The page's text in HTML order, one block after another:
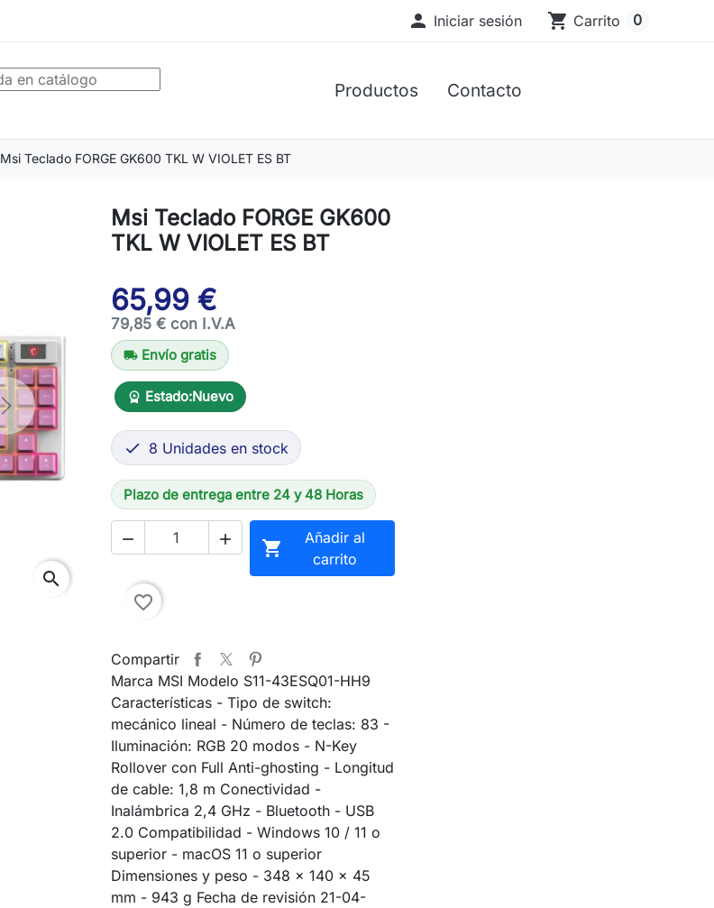
 Iniciar sesión shopping_cart Carrito 0
Productos Contacto
Msi Teclado FORGE GK600 TKL W VIOLET ES BT
Next
search
Msi Teclado FORGE GK600
TKL W VIOLET ES BT
65,99 €
79,85 € con I.V.A
local_shipping Envío gratis
workspace_premium Estado:Nuevo
 8 Unidades en stock
Plazo de entrega entre 24 y 48 Horas
  
Añadir al
carrito
favorite_border
Compartir
Marca MSI Modelo S11-43ESQ01-HH9
Características - Tipo de switch:
mecánico lineal - Número de teclas: 83 -
Iluminación: RGB 20 modos - N-Key
Rollover con Full Anti-ghosting - Longitud
de cable: 1,8 m Conectividad -
Inalámbrica 2,4 GHz - Bluetooth - USB
2.0 Compatibilidad - Windows 10 / 11 o
superior - macOS 11 o superior
Dimensiones y peso - 348 x 140 x 45
mm - 943 g Fecha de revisión 21-04-